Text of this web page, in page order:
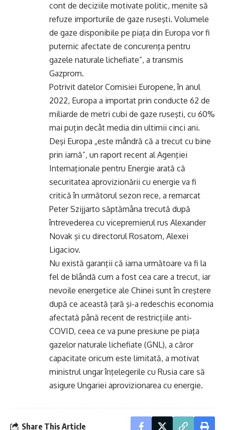
cont de deciziile motivate politic, menite să
refuze importurile de gaze ruseşti. Volumele
de gaze disponibile pe piaţa din Europa vor fi
puternic afectate de concurenţa pentru
gazele naturale lichefiate”, a transmis
Gazprom.
Potrivit datelor Comisiei Europene, în anul
2022, Europa a importat prin conducte 62 de
miliarde de metri cubi de gaze ruseşti, cu 60%
mai puțin decât media din ultimii cinci ani.
Deşi Europa „este mândră că a trecut cu bine
prin iarnă”, un raport recent al Agenţiei
Internaţionale pentru Energie arată că
securitatea aprovizionării cu energie va fi
critică în următorul sezon rece, a remarcat
Peter Szijjarto săptămâna trecută după
întrevederea cu vicepremierul rus Alexander
Novak şi cu directorul Rosatom, Alexei
Ligaciov.
Nu există garanţii că iarna următoare va fi la
fel de blândă cum a fost cea care a trecut, iar
nevoile energetice ale Chinei sunt în creştere
după ce această ţară şi-a redeschis economia
afectată până recent de restricţiile anti-
COVID, ceea ce va pune presiune pe piaţa
gazelor naturale lichefiate (GNL), a căror
capacitate oricum este limitată, a motivat
ministrul ungar înţelegerile cu Rusia care să
asigure Ungariei aprovizionarea cu energie.
Share This Article